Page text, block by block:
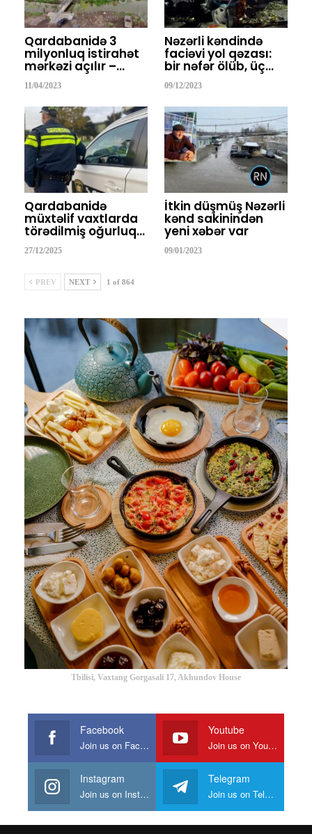
Qardabanidə 3
milyonluq istirahət
mərkəzi açılır –…
11/04/2023
Nəzərli kəndində
faciəvi yol qəzası:
bir nəfər ölüb, üç…
09/12/2023
Qardabanidə
müxtəlif vaxtlarda
törədilmiş oğurluq…
27/12/2025
İtkin düşmüş Nəzərli
kənd sakinindən
yeni xəbər var
09/01/2023
PREV NEXT 1 of 864
Tbilisi, Vaxtang Gorgasali 17, Akhundov House
Facebook
Join us on Facebook
Youtube
Join us on Youtube
Instagram
Join us on Instagram
Telegram
Join us on Telegram